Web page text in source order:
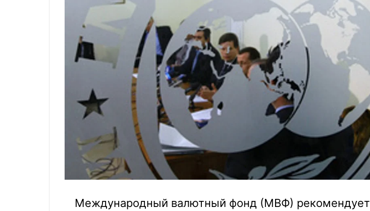
Международный валютный фонд (МВФ) рекомендует